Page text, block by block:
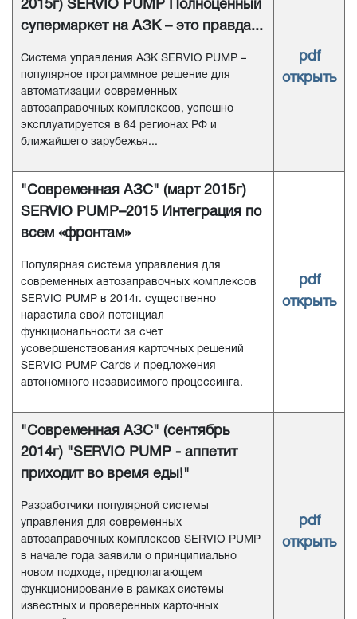
2015г) SERVIO PUMP Полноценный
супермаркет на АЗК – это правда...
Система управления АЗК SERVIO PUMP –
популярное программное решение для
автоматизации современных
автозаправочных комплексов, успешно
эксплуатируется в 64 регионах РФ и
ближайшего зарубежья...
pdf
открыть
"Современная АЗС" (март 2015г)
SERVIO PUMP–2015 Интеграция по
всем «фронтам»
Популярная система управления для
современных автозаправочных комплексов
SERVIO PUMP в 2014г. существенно
нарастила свой потенциал
функциональности за счет
усовершенствования карточных решений
SERVIO PUMP Cards и предложения
автономного независимого процессинга.
pdf
открыть
"Современная АЗС" (сентябрь
2014г) "SERVIO PUMP - аппетит
приходит во время еды!"
Разработчики популярной системы
управления для современных
автозаправочных комплексов SERVIO PUMP
в начале года заявили о принципиально
новом подходе, предполагающем
функционирование в рамках системы
известных и проверенных карточных
pdf
открыть